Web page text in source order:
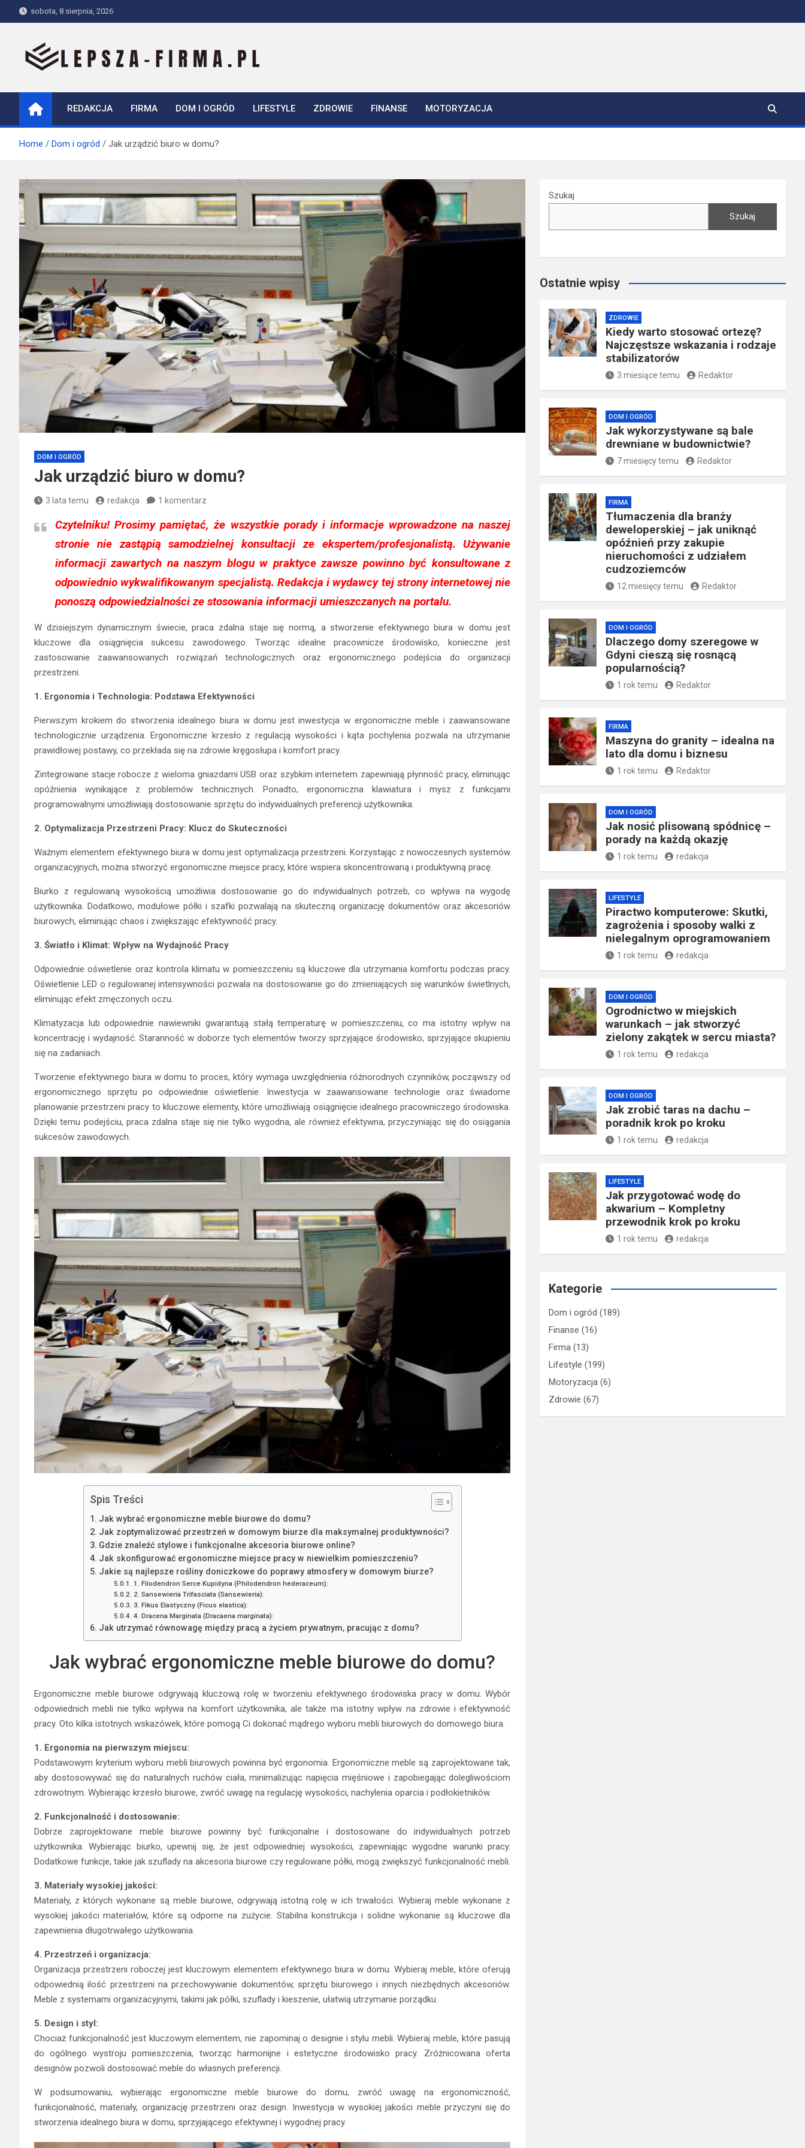
to
sobota, 8 sierpnia, 2026
Lepsza-firma.pl
REDAKCJA FIRMA DOM I OGRÓD LIFESTYLE ZDROWIE FINANSE MOTORYZACJA
Home Dom i ogród Jak urządzić biuro w domu?
DOM I OGRÓD
Jak urządzić biuro w domu?
3 lata temu redakcja 1 komentarz
Czytelniku!Prosimy pamiętać, że wszystkie porady i informacje wprowadzone na naszej
stronie nie zastąpią samodzielnej konsultacji ze ekspertem/profesjonalistą. Używanie
informacji zawartych na naszym blogu w praktyce zawsze powinno być konsultowane z
odpowiednio wykwalifikowanym specjalistą. Redakcja i wydawcy tej strony internetowej nie
ponoszą odpowiedzialności ze stosowania informacji umieszczanych na portalu.
W dzisiejszym dynamicznym świecie, praca zdalna staje się normą, a stworzenie efektywnego biura w domu jest
kluczowe dla osiągnięcia sukcesu zawodowego. Tworząc idealne pracownicze środowisko, konieczne jest
zastosowanie zaawansowanych rozwiązań technologicznych oraz ergonomicznego podejścia do organizacji
przestrzeni.
1. Ergonomia i Technologia: Podstawa Efektywności
Pierwszym krokiem do stworzenia idealnego biura w domu jest inwestycja w ergonomiczne meble i zaawansowane
technologicznie urządzenia. Ergonomiczne krzesło z regulacją wysokości i kąta pochylenia pozwala na utrzymanie
prawidłowej postawy, co przekłada się na zdrowie kręgosłupa i komfort pracy.
Zintegrowane stacje robocze z wieloma gniazdami USB oraz szybkim internetem zapewniają płynność pracy, eliminując
opóźnienia wynikające z problemów technicznych. Ponadto, ergonomiczna klawiatura i mysz z funkcjami
programowalnymi umożliwiają dostosowanie sprzętu do indywidualnych preferencji użytkownika.
2. Optymalizacja Przestrzeni Pracy: Klucz do Skuteczności
Ważnym elementem efektywnego biura w domu jest optymalizacja przestrzeni. Korzystając z nowoczesnych systemów
organizacyjnych, można stworzyć ergonomiczne miejsce pracy, które wspiera skoncentrowaną i produktywną pracę.
Biurko z regulowaną wysokością umożliwia dostosowanie go do indywidualnych potrzeb, co wpływa na wygodę
użytkownika. Dodatkowo, modułowe półki i szafki pozwalają na skuteczną organizację dokumentów oraz akcesoriów
biurowych, eliminując chaos i zwiększając efektywność pracy.
3. Światło i Klimat: Wpływ na Wydajność Pracy
Odpowiednie oświetlenie oraz kontrola klimatu w pomieszczeniu są kluczowe dla utrzymania komfortu podczas pracy.
Oświetlenie LED o regulowanej intensywności pozwala na dostosowanie go do zmieniających się warunków świetlnych,
eliminując efekt zmęczonych oczu.
Klimatyzacja lub odpowiednie nawiewniki gwarantują stałą temperaturę w pomieszczeniu, co ma istotny wpływ na
koncentrację i wydajność. Staranność w doborze tych elementów tworzy sprzyjające środowisko, sprzyjające skupieniu
się na zadaniach.
Tworzenie efektywnego biura w domu to proces, który wymaga uwzględnienia różnorodnych czynników, począwszy od
ergonomicznego sprzętu po odpowiednie oświetlenie. Inwestycja w zaawansowane technologie oraz świadome
planowanie przestrzeni pracy to kluczowe elementy, które umożliwiają osiągnięcie idealnego pracowniczego środowiska.
Dzięki temu podejściu, praca zdalna staje się nie tylko wygodna, ale również efektywna, przyczyniając się do osiągania
sukcesów zawodowych.
Spis Treści
Jak wybrać ergonomiczne meble biurowe do domu?
Jak zoptymalizować przestrzeń w domowym biurze dla maksymalnej produktywności?
Gdzie znaleźć stylowe i funkcjonalne akcesoria biurowe online?
Jak skonfigurować ergonomiczne miejsce pracy w niewielkim pomieszczeniu?
Jakie są najlepsze rośliny doniczkowe do poprawy atmosfery w domowym biurze?
1. Filodendron Serce Kupidyna (Philodendron hederaceum):
2. Sansewieria Trifasciata (Sansewieria):
3. Fikus Elastyczny (Ficus elastica):
4. Dracena Marginata (Dracaena marginata):
Jak utrzymać równowagę między pracą a życiem prywatnym, pracując z domu?
Jak wybrać ergonomiczne meble biurowe do domu?
Ergonomiczne meble biurowe odgrywają kluczową rolę w tworzeniu efektywnego środowiska pracy w domu. Wybór
odpowiednich mebli nie tylko wpływa na komfort użytkownika, ale także ma istotny wpływ na zdrowie i efektywność
pracy. Oto kilka istotnych wskazówek, które pomogą Ci dokonać mądrego wyboru mebli biurowych do domowego biura.
1. Ergonomia na pierwszym miejscu:
Podstawowym kryterium wyboru mebli biurowych powinna być ergonomia. Ergonomiczne meble są zaprojektowane tak,
aby dostosowywać się do naturalnych ruchów ciała, minimalizując napięcia mięśniowe i zapobiegając dolegliwościom
zdrowotnym. Wybierając krzesło biurowe, zwróć uwagę na regulację wysokości, nachylenia oparcia i podłokietników.
2. Funkcjonalność i dostosowanie:
Dobrze zaprojektowane meble biurowe powinny być funkcjonalne i dostosowane do indywidualnych potrzeb
użytkownika. Wybierając biurko, upewnij się, że jest odpowiedniej wysokości, zapewniając wygodne warunki pracy.
Dodatkowe funkcje, takie jak szuflady na akcesoria biurowe czy regulowane półki, mogą zwiększyć funkcjonalność mebli.
3. Materiały wysokiej jakości:
Materiały, z których wykonane są meble biurowe, odgrywają istotną rolę w ich trwałości. Wybieraj meble wykonane z
wysokiej jakości materiałów, które są odporne na zużycie. Stabilna konstrukcja i solidne wykonanie są kluczowe dla
zapewnienia długotrwałego użytkowania.
4. Przestrzeń i organizacja:
Organizacja przestrzeni roboczej jest kluczowym elementem efektywnego biura w domu. Wybieraj meble, które oferują
odpowiednią ilość przestrzeni na przechowywanie dokumentów, sprzętu biurowego i innych niezbędnych akcesoriów.
Meble z systemami organizacyjnymi, takimi jak półki, szuflady i kieszenie, ułatwią utrzymanie porządku.
5. Design i styl:
Chociaż funkcjonalność jest kluczowym elementem, nie zapominaj o designie i stylu mebli. Wybieraj meble, które pasują
do ogólnego wystroju pomieszczenia, tworząc harmonijne i estetyczne środowisko pracy. Zróżnicowana oferta
designów pozwoli dostosować meble do własnych preferencji.
W podsumowaniu, wybierając ergonomiczne meble biurowe do domu, zwróć uwagę na ergonomiczność,
funkcjonalność, materiały, organizację przestrzeni oraz design. Inwestycja w wysokiej jakości meble przyczyni się do
stworzenia idealnego biura w domu, sprzyjającego efektywnej i wygodnej pracy.
Szukaj
Szukaj
Ostatnie wpisy
ZDROWIE
Kiedy warto stosować ortezę?
Najczęstsze wskazania i rodzaje
stabilizatorów
3 miesiące temu Redaktor
DOM I OGRÓD
Jak wykorzystywane są bale
drewniane w budownictwie?
7 miesięcy temu Redaktor
FIRMA
Tłumaczenia dla branży
deweloperskiej – jak uniknąć
opóźnień przy zakupie
nieruchomości z udziałem
cudzoziemców
12 miesięcy temu Redaktor
DOM I OGRÓD
Dlaczego domy szeregowe w
Gdyni cieszą się rosnącą
popularnością?
1 rok temu Redaktor
FIRMA
​Maszyna do granity – idealna na
lato dla domu i biznesu
1 rok temu Redaktor
DOM I OGRÓD
Jak nosić plisowaną spódnicę –
porady na każdą okazję
1 rok temu redakcja
LIFESTYLE
Piractwo komputerowe: Skutki,
zagrożenia i sposoby walki z
nielegalnym oprogramowaniem
1 rok temu redakcja
DOM I OGRÓD
Ogrodnictwo w miejskich
warunkach – jak stworzyć
zielony zakątek w sercu miasta?
1 rok temu redakcja
DOM I OGRÓD
Jak zrobić taras na dachu –
poradnik krok po kroku
1 rok temu redakcja
LIFESTYLE
Jak przygotować wodę do
akwarium – Kompletny
przewodnik krok po kroku
1 rok temu redakcja
Kategorie
Dom i ogród (189)
Finanse (16)
Firma (13)
Lifestyle (199)
Motoryzacja (6)
Zdrowie (67)